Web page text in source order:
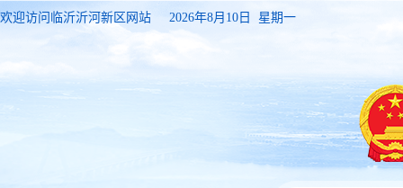
欢迎访问临沂沂河新区网站 2026年8月10日 星期一